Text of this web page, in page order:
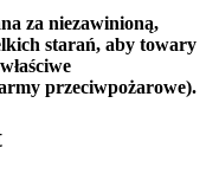
za niezawinioną,
starań, aby towary
przeciwpożarowe).